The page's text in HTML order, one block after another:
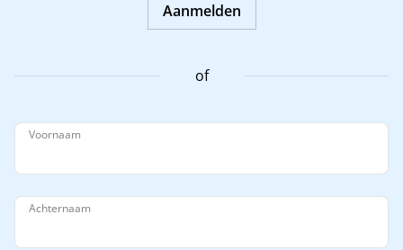
Aanmelden
of
Voornaam
Achternaam